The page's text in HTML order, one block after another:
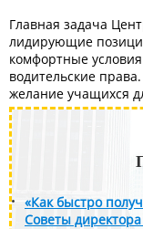
Главная задача
лидирующие
комфортные
водительские
желание учащихся
«Как быстро
Советы